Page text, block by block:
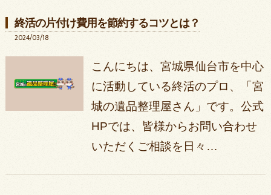
終活の片付け費用を節約するコツとは？
2024/03/18
こんにちは、宮城県仙台市を中心
に活動している終活のプロ、「宮
城の遺品整理屋さん」です。公式
HPでは、皆様からお問い合わせ
いただくご相談を日々…